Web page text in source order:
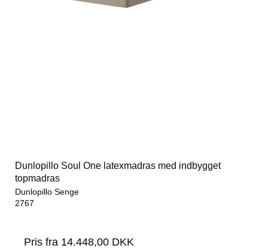
Dunlopillo Soul One latexmadras med indbygget
topmadras
Dunlopillo Senge
2767
Pris fra 14.448,00 DKK